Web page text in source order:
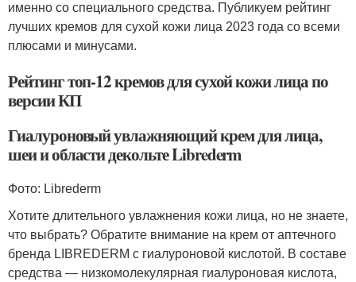
именно со специального средства. Публикуем рейтинг
лучших кремов для сухой кожи лица 2023 года со всеми
плюсами и минусами.
Рейтинг топ-12 кремов для сухой кожи лица по
версии КП
Гиалуроновый увлажняющий крем для лица,
шеи и области декольте Librederm
Фото: Librederm
Хотите длительного увлажнения кожи лица, но не знаете,
что выбрать? Обратите внимание на крем от аптечного
бренда LIBREDERM с гиалуроновой кислотой. В составе
средства — низкомолекулярная гиалуроновая кислота,